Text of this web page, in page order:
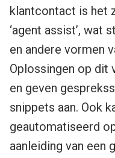
klantcontact is het
‘agent assist’, wat
en andere vormen
Oplossingen op dit
en geven
snippets aan. Ook
geautomatiseerd
aanleiding van een